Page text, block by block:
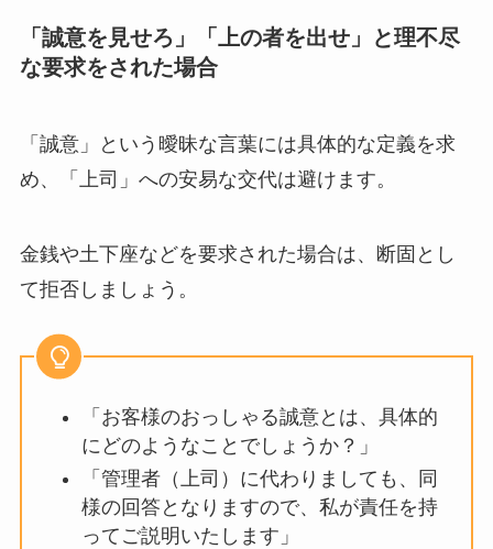
「誠意を見せろ」「上の者を出せ」と理不尽
な要求をされた場合
「誠意」という曖昧な言葉には具体的な定義を求
め、「上司」への安易な交代は避けます。
金銭や土下座などを要求された場合は、断固とし
て拒否しましょう。
「お客様のおっしゃる誠意とは、具体的
にどのようなことでしょうか？」
「管理者（上司）に代わりましても、同
様の回答となりますので、私が責任を持
ってご説明いたします」